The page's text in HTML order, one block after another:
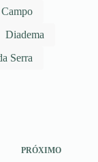
Diadema
Serra
PRÓXIMO